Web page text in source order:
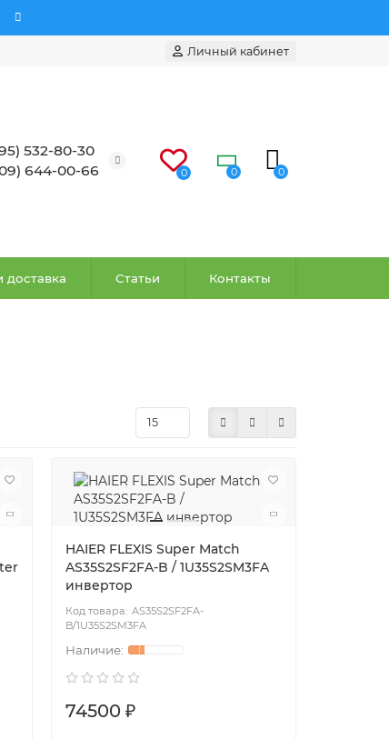
Личный кабинет
532-80-30
644-00-66
0 0 0
доставка Статьи Контакты
HAIER FLEXIS Super Match
AS35S2SF2FA-B / 1U35S2SM3FA
инвертор
AS35S2SF2FA-
B/1U35S2SM3FA
74500 ₽